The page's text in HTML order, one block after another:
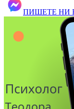
ПИШЕТЕ НИ В